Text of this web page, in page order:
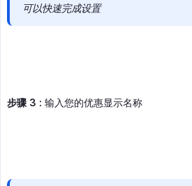
可以快速完成设置
步骤 3 : 输入您的优惠显示名称